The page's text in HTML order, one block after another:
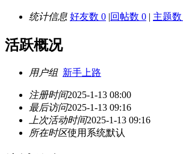
统计信息 好友数 0 |回帖数 0 | 主题数
活跃概况
用户组 新手上路
注册时间2025-1-13 08:00
最后访问2025-1-13 09:16
上次活动时间2025-1-13 09:16
所在时区使用系统默认